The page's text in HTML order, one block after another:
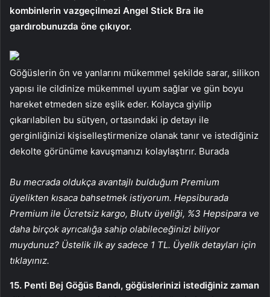
kombinlerin vazgeçilmezi Angel Stick Bra ile
gardırobunuzda öne çıkıyor.
Göğüslerin ön ve yanlarını mükemmel şekilde sarar, silikon
yapısı ile cildinize mükemmel uyum sağlar ve gün boyu
hareket etmeden size eşlik eder. Kolayca giyilip
çıkarılabilen bu sütyen, ortasındaki ip detayı ile
gerginliğinizi kişiselleştirmenize olanak tanır ve istediğiniz
dekolte görünüme kavuşmanızı kolaylaştırır. Burada
Bu mecrada oldukça avantajlı bulduğum Premium
üyelikten kısaca bahsetmek istiyorum. Hepsiburada
Premium ile Ücretsiz kargo, Blutv üyeliği, %3 Hepsipara ve
daha birçok ayrıcalığa sahip olabileceğinizi biliyor
muydunuz? Üstelik ilk ay sadece 1 TL. Üyelik detayları için
tıklayınız.
15. Penti Bej Göğüs Bandı, göğüslerinizi istediğiniz zaman